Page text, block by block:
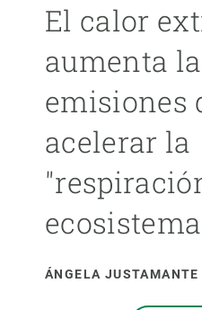
El calor
aumenta
emisiones
acelerar la
ÁNGELA JUSTAMANTE